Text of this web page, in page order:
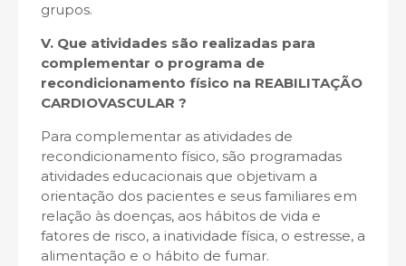
grupos.
V. Que atividades são realizadas para
complementar o programa de
recondicionamento físico na REABILITAÇÃO
CARDIOVASCULAR ?
Para complementar as atividades de
recondicionamento físico, são programadas
atividades educacionais que objetivam a
orientação dos pacientes e seus familiares em
relação às doenças, aos hábitos de vida e
fatores de risco, a inatividade física, o estresse, a
alimentação e o hábito de fumar.